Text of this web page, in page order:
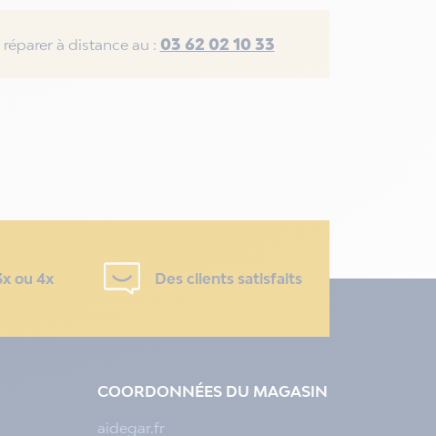
à distance au : 03 62 02 10 33
ou 4x Des clients satisfaits
COORDONNÉES DU MAGASIN
aidegar.fr